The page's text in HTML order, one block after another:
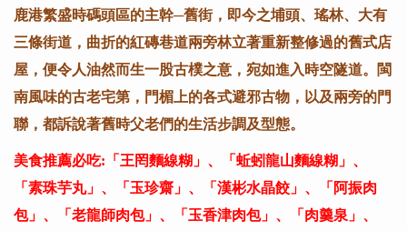
鹿港繁盛時碼頭區的主幹─舊街，即今之埔頭、瑤林、大有
三條街道，曲折的紅磚巷道兩旁林立著重新整修過的舊式店
屋，便令人油然而生一股古樸之意，宛如進入時空隧道。閩
南風味的古老宅第，門楣上的各式避邪古物，以及兩旁的門
聯，都訴說著舊時父老們的生活步調及型態。
美食推薦必吃:「王罔麵線糊」、「蚯蚓龍山麵線糊」、
「素珠芋丸」、「玉珍齋」、「漢彬水晶餃」、「阿振肉
包」、「老龍師肉包」、「玉香津肉包」、「肉羹泉」、